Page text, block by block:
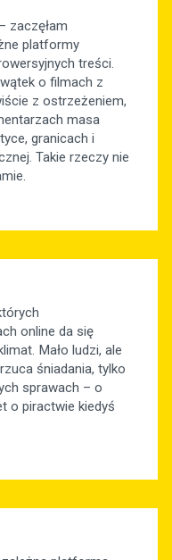
zaczęłam
platformy
treści.
o filmach z
z ostrzeżeniem,
masa
granicach i
Takie rzeczy nie
online da się
Mało ludzi, ale
śniadania, tylko
sprawach – o
o piractwie kiedyś